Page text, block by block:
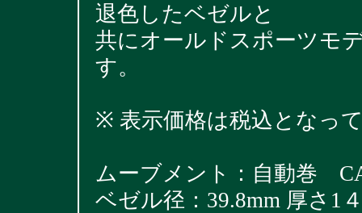
退色したベゼルと
共にオールドスポーツモ
す。
※ 表示価格は税込となっ
ムーブメント：自動巻
ベゼル径：39.8mm 厚さ1